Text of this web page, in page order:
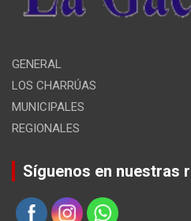
GENERAL
LOS CHARRÚAS
MUNICIPALES
REGIONALES
Síguenos en nuestras